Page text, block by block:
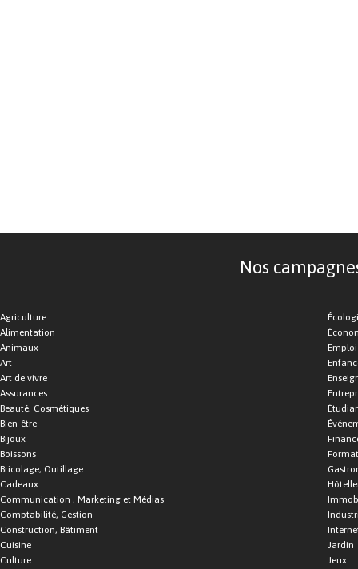
Nos
Agriculture
Alimentation
Animaux
Art
Art de vivre
Assurances
Beauté, Cosmétiques
Bien-être
Bijoux
Boissons
Bricolage, Outillage
Cadeaux
Communication , Marketing et Médias
Comptabilité, Gestion
Construction, Bâtiment
Cuisine
Culture
Emploi
Jardin
Jeux